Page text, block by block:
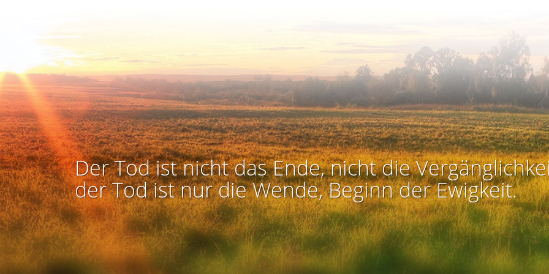
Der Tod ist nicht das Ende, nicht die
der Tod ist nur die Wende, Beginn der Ewigkeit.